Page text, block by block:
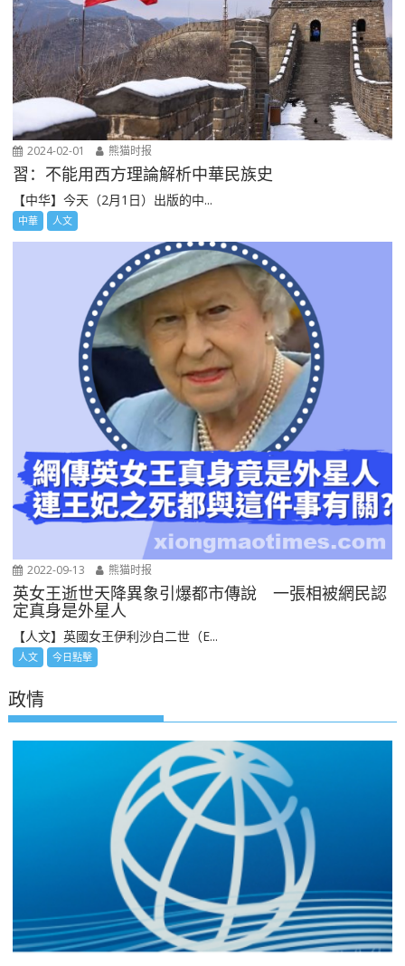
2024-02-01 熊猫时报
習：不能用西方理論解析中華民族史
【中华】今天（2月1日）出版的中...
中華 人文
2022-09-13 熊猫时报
英女王逝世天降異象引爆都市傳說 一張相被網民認
定真身是外星人
【人文】英國女王伊利沙白二世（E...
人文 今日點擊
政情